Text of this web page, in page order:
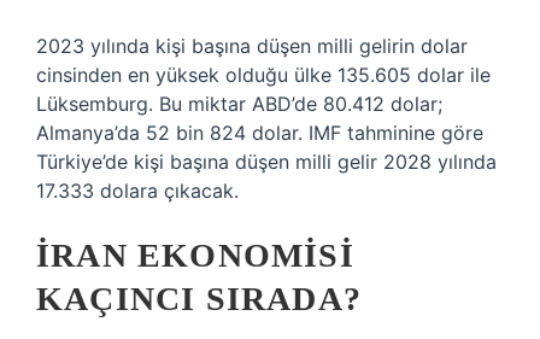
2023 yılında kişi başına düşen milli gelirin dolar
cinsinden en yüksek olduğu ülke 135.605 dolar ile
Lüksemburg. Bu miktar ABD’de 80.412 dolar;
Almanya’da 52 bin 824 dolar. IMF tahminine göre
Türkiye’de kişi başına düşen milli gelir 2028 yılında
17.333 dolara çıkacak.
İRAN EKONOMISI
KAÇINCI SIRADA?